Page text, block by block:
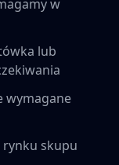
w
lub
wymagane
rynku skupu